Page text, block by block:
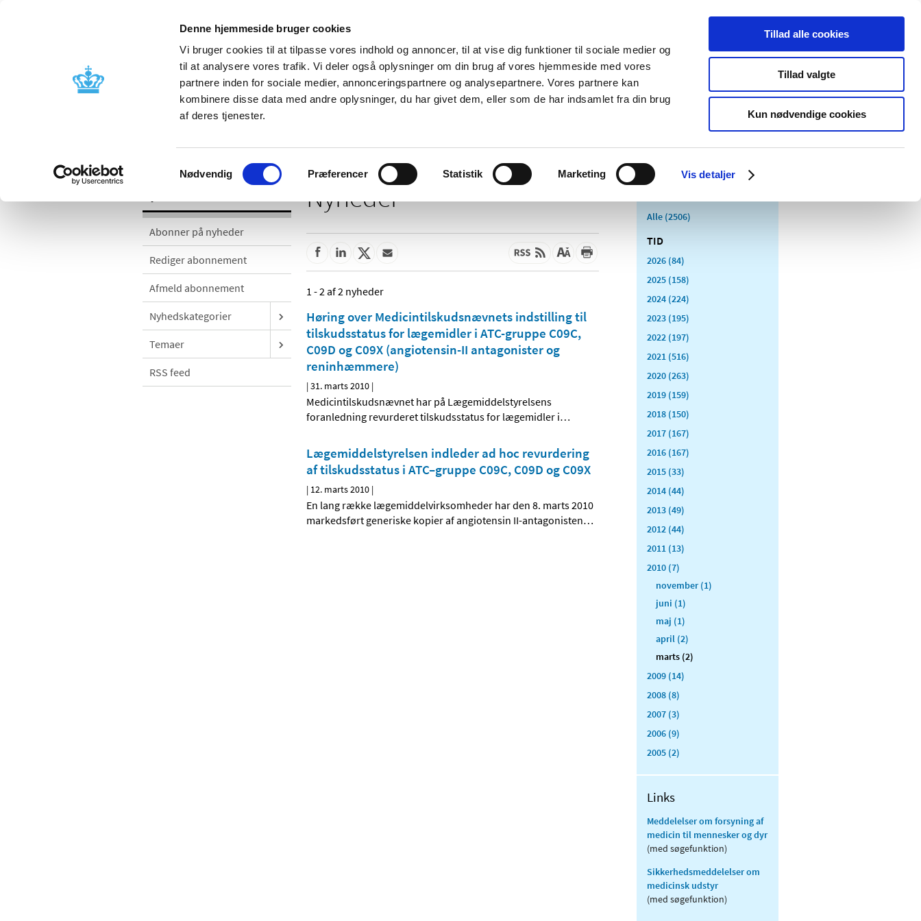
Denne hjemmeside bruger cookies
Vi bruger cookies til at tilpasse vores indhold og annoncer, til at vise dig funktioner til sociale medier og
til at analysere vores trafik. Vi deler også oplysninger om din brug af vores hjemmeside med vores
partnere inden for sociale medier, annonceringspartnere og analysepartnere. Vores partnere kan
kombinere disse data med andre oplysninger, du har givet dem, eller som de har indsamlet fra din brug
af deres tjenester.
Samtykkevalg
Nødvendig Præferencer Statistik Marketing Vis detaljer
Tillad alle cookies
Tillad valgte
Kun nødvendige cookies
Nyheder Om os Kontakt Udgivelser
Godkendelse og
Bivirkninger og
produktinformation
Tilskud og
Apoteker og salg af
Medicinsk
Særlige
produktområder
Abonner på nyheder
Rediger abonnement
Afmeld abonnement
Nyhedskategorier
Temaer
RSS feed
Nyheder
1 - 2 af 2 nyheder
Høring over Medicintilskudsnævnets indstilling til
tilskudsstatus for lægemidler i ATC-gruppe C09C,
C09D og C09X (angiotensin-II antagonister og
reninhæmmere)
|31. marts 2010 |
Medicintilskudsnævnet har på Lægemiddelstyrelsens
foranledning revurderet tilskudsstatus for lægemidler i…
Lægemiddelstyrelsen indleder ad hoc revurdering
af tilskudsstatus i ATC–gruppe C09C, C09D og C09X
| 12. marts 2010 |
En lang række lægemiddelvirksomheder har den 8. marts 2010
markedsført generiske kopier af angiotensin II-antagonisten…
Alle (2506)
TID
2026 (84)
2025 (158)
2024 (224)
2023 (195)
2022 (197)
2021 (516)
2020 (263)
2019 (159)
2018 (150)
2017 (167)
2016 (167)
2015 (33)
2014 (44)
2013 (49)
2012 (44)
2011 (13)
2010 (7)
november (1)
juni (1)
maj (1)
april (2)
marts (2)
2009 (14)
2008 (8)
2007 (3)
2006 (9)
2005 (2)
Links
Meddelelser om forsyning af
medicin til mennesker og dyr
(med søgefunktion)
Sikkerhedsmeddelelser om
medicinsk udstyr
(med søgefunktion)